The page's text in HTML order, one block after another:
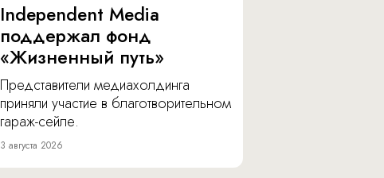
Independent Media
поддержал фонд
«Жизненный путь»
Представители медиахолдинга
приняли участие в благотворительном
гараж-сейле.
3 августа 2026